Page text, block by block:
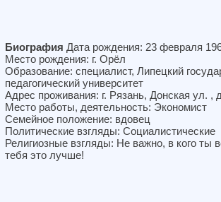
Биография Дата рождения: 23 февраля
Место рождения: г. Орёл
Образование: специалист, Липецкий
педагогический университет
Адрес проживания: г. Рязань, Донская ул. ,
Место работы, деятельность: Экономист
Семейное положение: вдовец
Политические взгляды: Социалистические
Религиозные взгляды: Не важно, в кого ты
тебя это лучше!